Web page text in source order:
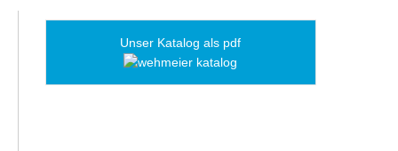
Unser Katalog als pdf